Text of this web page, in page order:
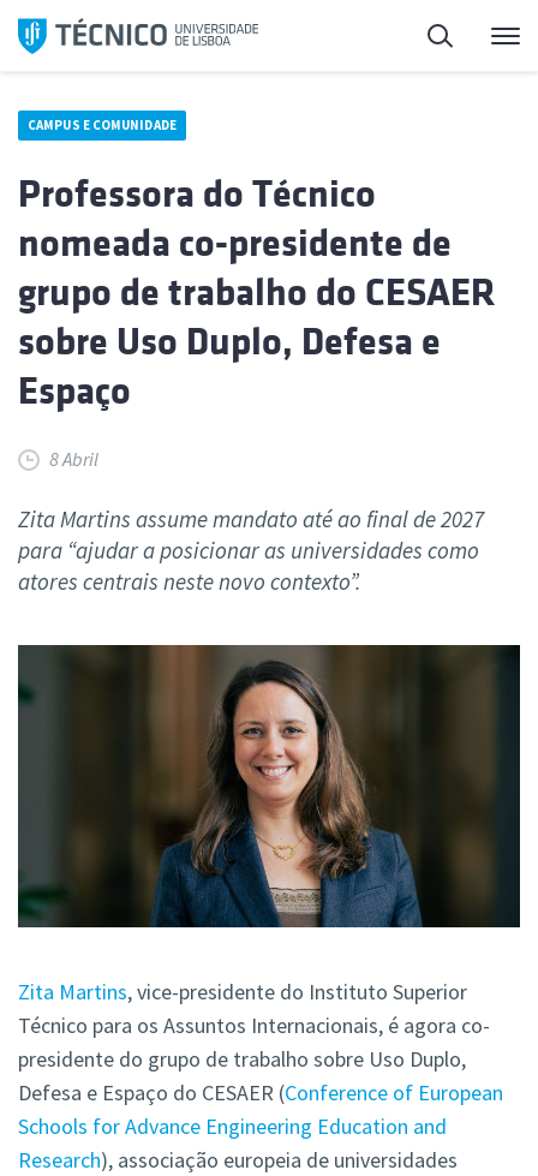
Saltar
para
Pesquisa
CAMPUS E COMUNIDADE
Professora do Técnico
nomeada co-presidente de
grupo de trabalho do CESAER
sobre Uso Duplo, Defesa e
Espaço
8 Abril
Zita Martins assume mandato até ao final de 2027
para “ajudar a posicionar as universidades como
atores centrais neste novo contexto”.
Zita Martins,vice-presidente do Instituto Superior
Técnico para os Assuntos Internacionais, é agora co-
presidente do grupo de trabalho sobre Uso Duplo,
Defesa e Espaço do CESAER (Conference of European
Schools for Advance Engineering Education and
Research), associação europeia de universidades